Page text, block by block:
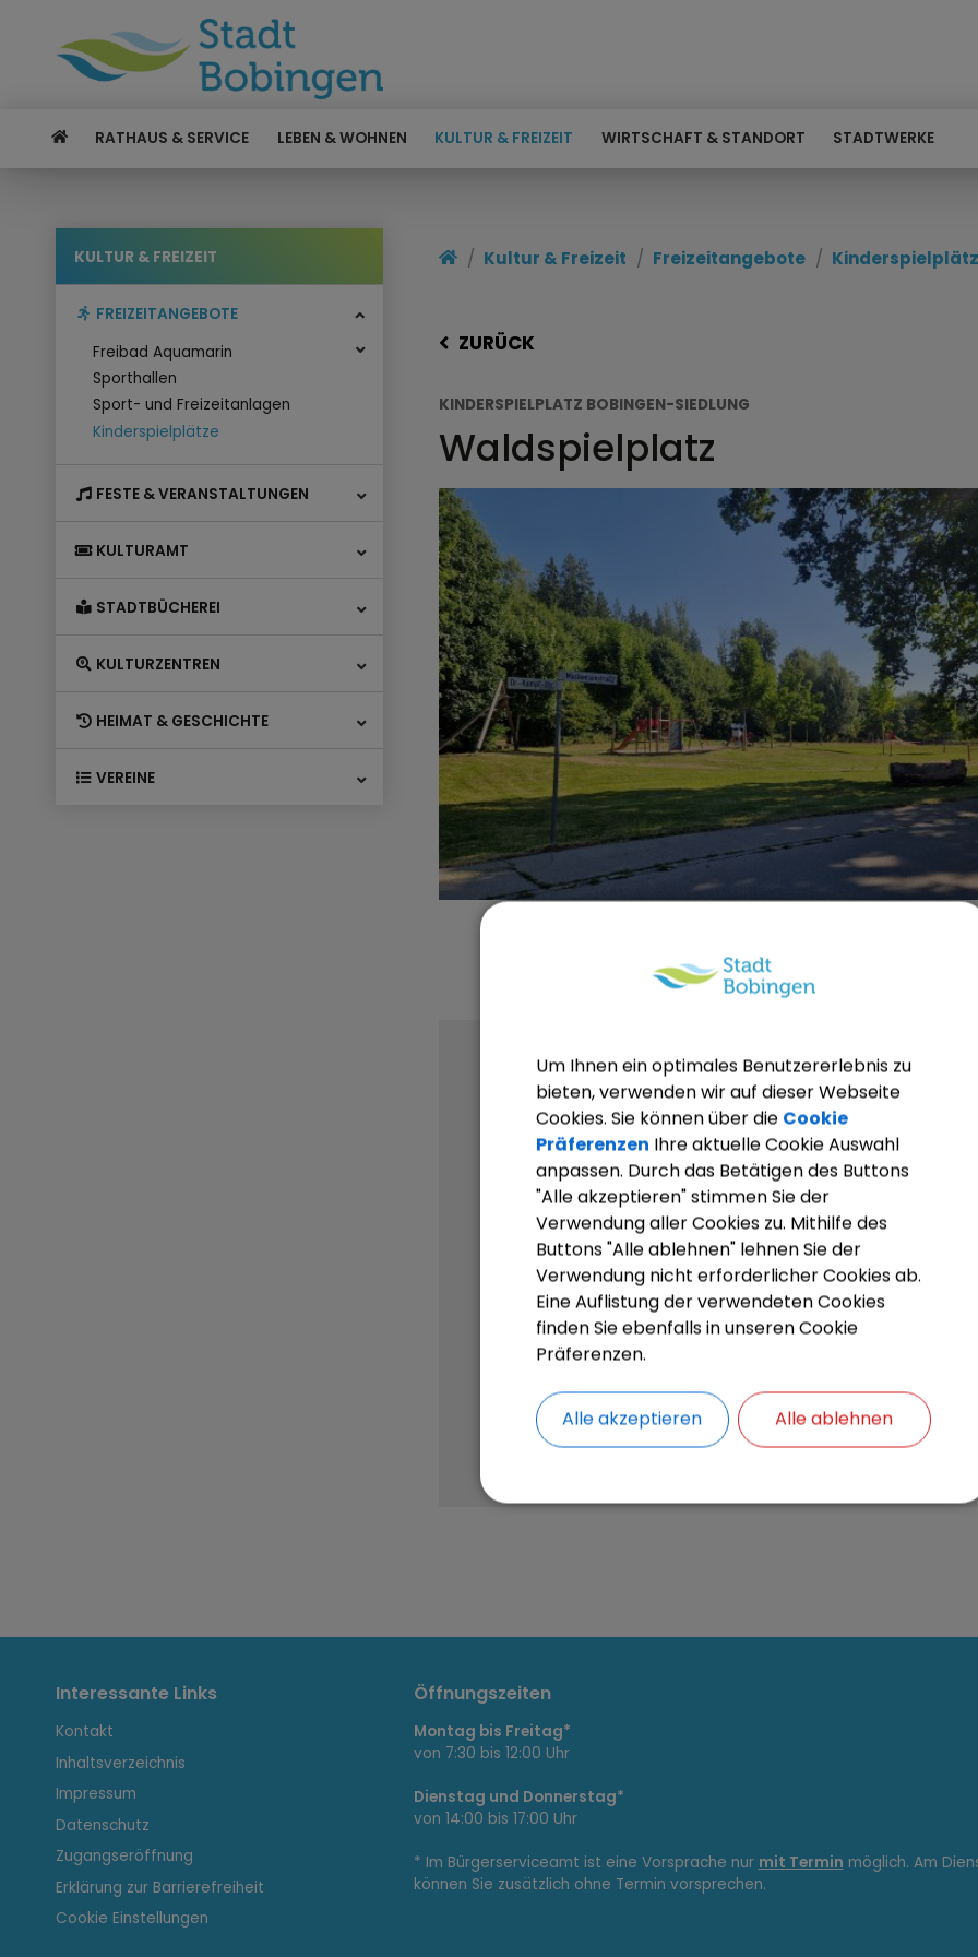
RATHAUS & SERVICE LEBEN & WOHNEN KULTUR & FREIZEIT WIRTSCHAFT & STANDORT STADTWERKE
KULTUR & FREIZEIT
FREIZEITANGEBOTE
Freibad Aquamarin
Sporthallen
Sport- und Freizeitanlagen
Kinderspielplätze
FESTE & VERANSTALTUNGEN
KULTURAMT
STADTBÜCHEREI
KULTURZENTREN
HEIMAT & GESCHICHTE
VEREINE
Kultur & Freizeit Freizeitangebote
ZURÜCK
KINDERSPIELPLATZ BOBINGEN-SIEDLUNG
Waldspielplatz
OpenStreetMap wird
Bitte aktivieren Sie "OpenStreetMap" in
Cookies
I
n
t
Interessante Links
Kontakt
Inhaltsverzeichnis
Impressum
Datenschutz
Zugangseröffnung
Erklärung zur Barrierefreiheit
Cookie Einstellungen
Öffnungszeiten
Montag bis Freitag*
von 7:30 bis 12:00 Uhr
Dienstag und Donnerstag*
von 14:00 bis 17:00 Uhr
* Im Bürgerserviceamt ist eine Vorsprache nur mit Termin möglich. Am
können Sie zusätzlich ohne Termin vorsprechen.
Um Ihnen ein optimales Benutzererlebnis zu
bieten, verwenden wir auf dieser Webseite
Cookies. Sie können über die Cookie
Präferenzen Ihre aktuelle Cookie Auswahl
anpassen. Durch das Betätigen des Buttons
"Alle akzeptieren" stimmen Sie der
Verwendung aller Cookies zu. Mithilfe des
Buttons "Alle ablehnen" lehnen Sie der
Verwendung nicht erforderlicher Cookies ab.
Eine Auflistung der verwendeten Cookies
finden Sie ebenfalls in unseren Cookie
Präferenzen.
Alle akzeptieren Alle ablehnen